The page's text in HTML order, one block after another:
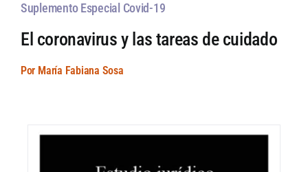
Suplemento Especial Covid-19
El coronavirus y las tareas de cuidado
Por María Fabiana Sosa